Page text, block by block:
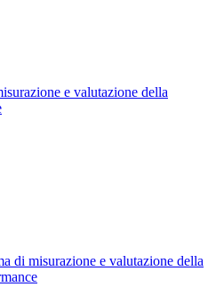
e valutazione della
di misurazione e valutazione della